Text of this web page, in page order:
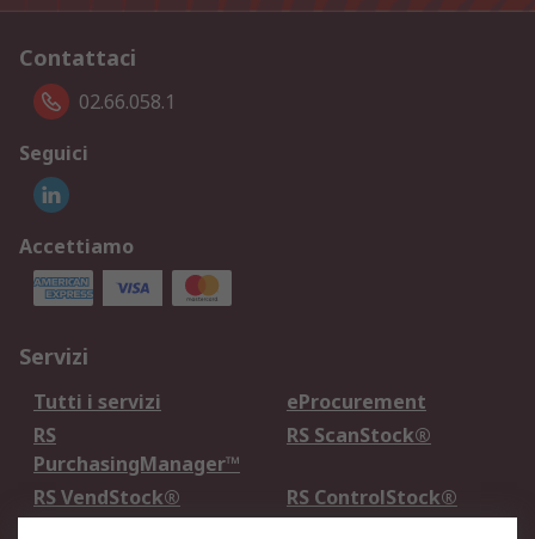
Contattaci
02.66.058.1
Seguici
Accettiamo
Servizi
Tutti i servizi
eProcurement
RS
PurchasingManager™
RS ScanStock®
RS VendStock®
RS ControlStock®